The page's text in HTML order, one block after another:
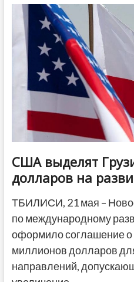
Испании
обсудили
перспективы
экономического
сотрудничества
США выделят
долларов на
ТБИЛИСИ, 21 мая –
по международному
оформило соглашение о
миллионов долларов
направлений,